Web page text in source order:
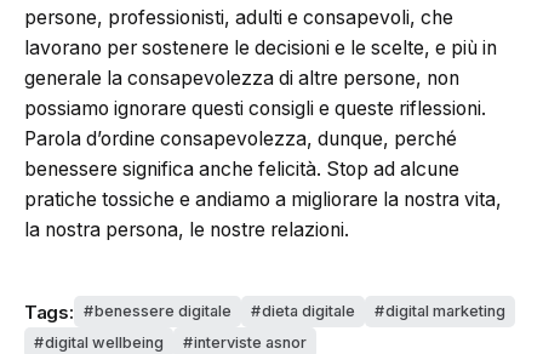
persone, professionisti, adulti e consapevoli, che
lavorano per sostenere le decisioni e le scelte, e più in
generale la consapevolezza di altre persone, non
possiamo ignorare questi consigli e queste riflessioni.
Parola d’ordine consapevolezza, dunque, perché
benessere significa anche felicità. Stop ad alcune
pratiche tossiche e andiamo a migliorare la nostra vita,
la nostra persona, le nostre relazioni.
Tags: benessere digitale dieta digitale
digital marketing
digital wellbeing
interviste asnor